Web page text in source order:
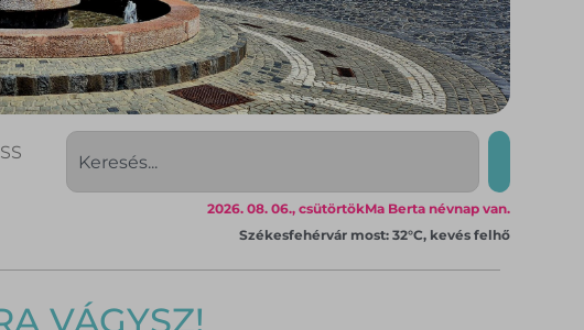
Ma Berta névnap van.
2026. 08. 06., csütörtök
Székesfehérvár most: 32°C, kevés felhő
VÁGYSZ!